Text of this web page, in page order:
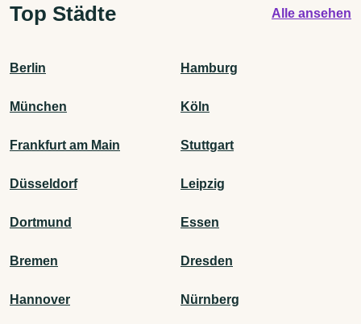
Top Städte Alle ansehen
Berlin Hamburg
München Köln
Frankfurt am Main Stuttgart
Düsseldorf Leipzig
Dortmund Essen
Bremen Dresden
Hannover Nürnberg